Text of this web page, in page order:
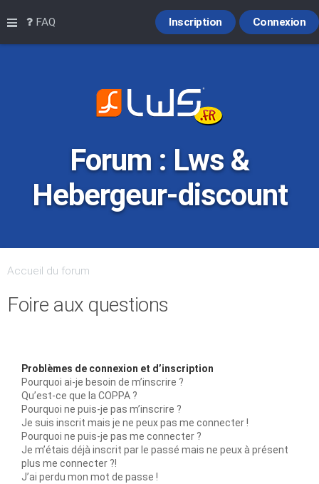
Raccourcis
FAQ Connexion
Inscription
Forum : Lws &
Hebergeur-discount
Accueil du forum
Foire aux questions
Problèmes de connexion et d’inscription
Pourquoi ai-je besoin de m’inscrire ?
Qu’est-ce que la COPPA ?
Pourquoi ne puis-je pas m’inscrire ?
Je suis inscrit mais je ne peux pas me connecter !
Pourquoi ne puis-je pas me connecter ?
Je m’étais déjà inscrit par le passé mais ne peux à présent
plus me connecter ?!
J’ai perdu mon mot de passe !